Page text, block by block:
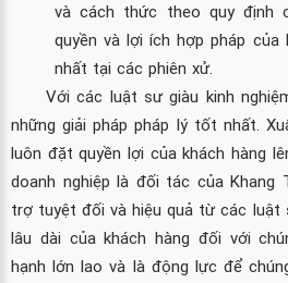
và cách thức theo quy định
quyền và lợi ích hợp pháp
nhất tại các phiên xử.
Với các luật sư giàu kinh
những giải pháp pháp lý tốt nhất.
luôn đặt quyền lợi của khách hàng
doanh nghiệp là đối tác của Khang
trợ tuyệt đối và hiệu quả từ các luật
lâu dài của khách hàng đối với
hạnh lớn lao và là động lực để